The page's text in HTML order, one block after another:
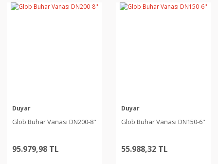
Duyar
Glob Buhar Vanası DN200-8''
95.979,98 TL
Duyar
Glob Buhar Vanası DN150-6''
55.988,32 TL